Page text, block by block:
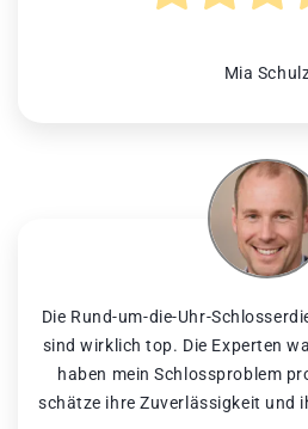
Mia
Die Rund-um-die-Uhr-
sind wirklich top. Die Experten
haben mein Schlossproblem
schätze ihre Zuverlässigkeit und